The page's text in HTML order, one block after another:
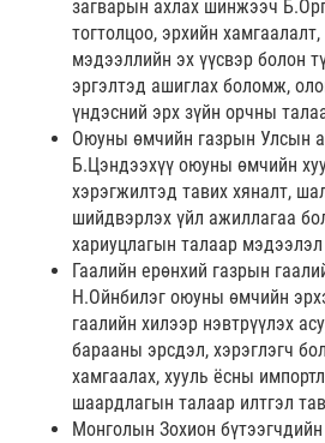
загварын ахлах шинжээч
тогтолцоо, эрхийн
мэдээллийн эх үүсвэр болон
эргэлтэд ашиглах боломж,
үндэсний эрх зүйн орчны
Оюуны өмчийн газрын Улсын
Б.Цэндээхүү оюуны өмчийн
хэрэгжилтэд тавих хяналт,
шийдвэрлэх үйл ажиллагаа
хариуцлагын талаар мэдээлэл
Гаалийн ерөнхий газрын
Н.Ойнбилэг оюуны өмчийн
гаалийн хилээр нэвтрүүлэх
барааны эрсдэл, хэрэглэгч
хамгаалах, хууль ёсны
шаардлагын талаар илтгэл
Монголын Зохион